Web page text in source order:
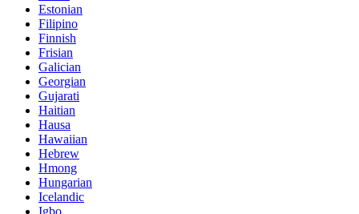
Estonian
Filipino
Finnish
Frisian
Galician
Georgian
Gujarati
Haitian
Hausa
Hawaiian
Hebrew
Hmong
Hungarian
Icelandic